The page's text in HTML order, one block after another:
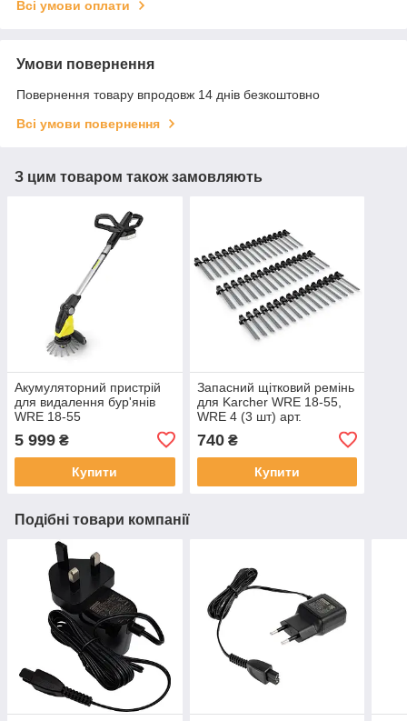
Всі умови оплати
Умови повернення
Повернення товару впродовж 14 днів безкоштовно
Всі умови повернення
З цим товаром також замовляють
Акумуляторний пристрій
для видалення бур'янів
WRE 18-55
5 999 ₴
Купити
Запасний щітковий ремінь
для Karcher WRE 18-55,
WRE 4 (3 шт) арт.
740₴
Купити
Подібні товари компанії